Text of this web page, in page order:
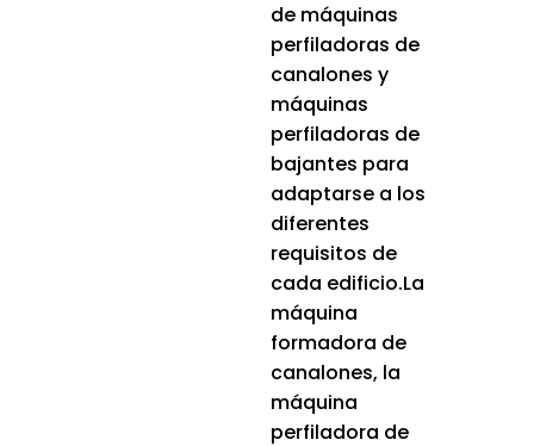
de máquinas
perfiladoras de
canalones y
máquinas
perfiladoras de
bajantes para
adaptarse a los
diferentes
requisitos de
cada edificio.La
máquina
formadora de
canalones, la
máquina
perfiladora de